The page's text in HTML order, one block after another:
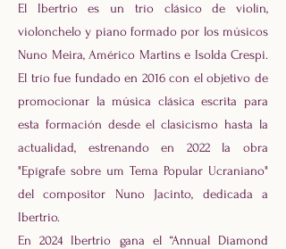
El Ibertrio es un trío clásico de violín,
violonchelo y piano formado por los músicos
Nuno Meira, Américo Martins e Isolda Crespi.
El trío fue fundado en 2016 con el objetivo de
promocionar la música clásica escrita para
esta formación desde el clasicismo hasta la
actualidad, estrenando en 2022 la obra
"Epígrafe sobre um Tema Popular Ucraniano"
del compositor Nuno Jacinto, dedicada a
Ibertrio.
En 2024 Ibertrio gana el “Annual Diamond